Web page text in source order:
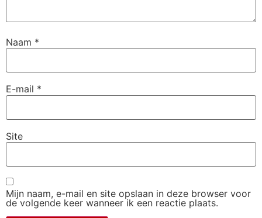
Naam *
E-mail *
Site
Mijn naam, e-mail en site opslaan in deze browser voor
de volgende keer wanneer ik een reactie plaats.